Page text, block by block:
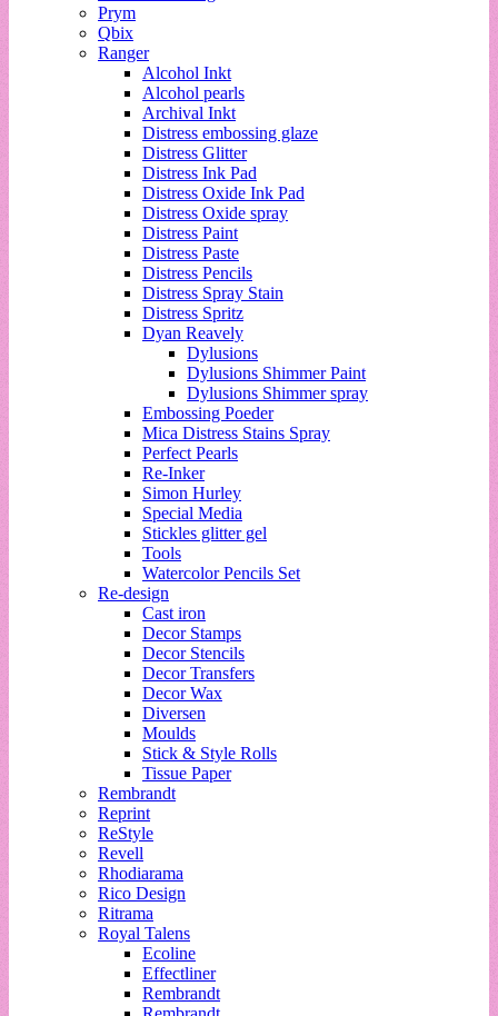
Prym
Qbix
Ranger
Alcohol Inkt
Alcohol pearls
Archival Inkt
Distress embossing glaze
Distress Glitter
Distress Ink Pad
Distress Oxide Ink Pad
Distress Oxide spray
Distress Paint
Distress Paste
Distress Pencils
Distress Spray Stain
Distress Spritz
Dyan Reavely
Dylusions
Dylusions Shimmer Paint
Dylusions Shimmer spray
Embossing Poeder
Mica Distress Stains Spray
Perfect Pearls
Re-Inker
Simon Hurley
Special Media
Stickles glitter gel
Tools
Watercolor Pencils Set
Re-design
Cast iron
Decor Stamps
Decor Stencils
Decor Transfers
Decor Wax
Diversen
Moulds
Stick & Style Rolls
Tissue Paper
Rembrandt
Reprint
ReStyle
Revell
Rhodiarama
Rico Design
Ritrama
Royal Talens
Ecoline
Effectliner
Rembrandt